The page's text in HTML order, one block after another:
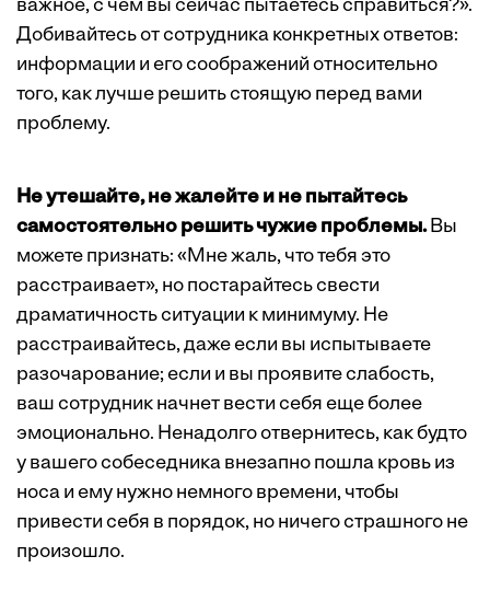
важное, с чем вы сейчас пытаетесь справиться?».
Добивайтесь от сотрудника конкретных ответов:
информации и его соображений относительно
того, как лучше решить стоящую перед вами
проблему.
Не утешайте, не жалейте и не пытайтесь
самостоятельно решить чужие проблемы.Вы
можете признать: «Мне жаль, что тебя это
расстраивает», но постарайтесь свести
драматичность ситуации к минимуму. Не
расстраивайтесь, даже если вы испытываете
разочарование; если и вы проявите слабость,
ваш сотрудник начнет вести себя еще более
эмоционально. Ненадолго отвернитесь, как будто
у вашего собеседника внезапно пошла кровь из
носа и ему нужно немного времени, чтобы
привести себя в порядок, но ничего страшного не
произошло.